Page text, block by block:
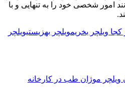
امور شخصی خود را به تنهایی و با
کجا ویلچر بخریمویلچر بهزیستیویلچر
ویلچر موژان طب در کارخانه